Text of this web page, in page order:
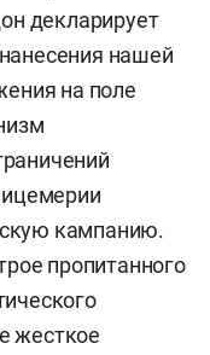
декларирует
нашей
на поле
кампанию.
пропитанного
жесткое